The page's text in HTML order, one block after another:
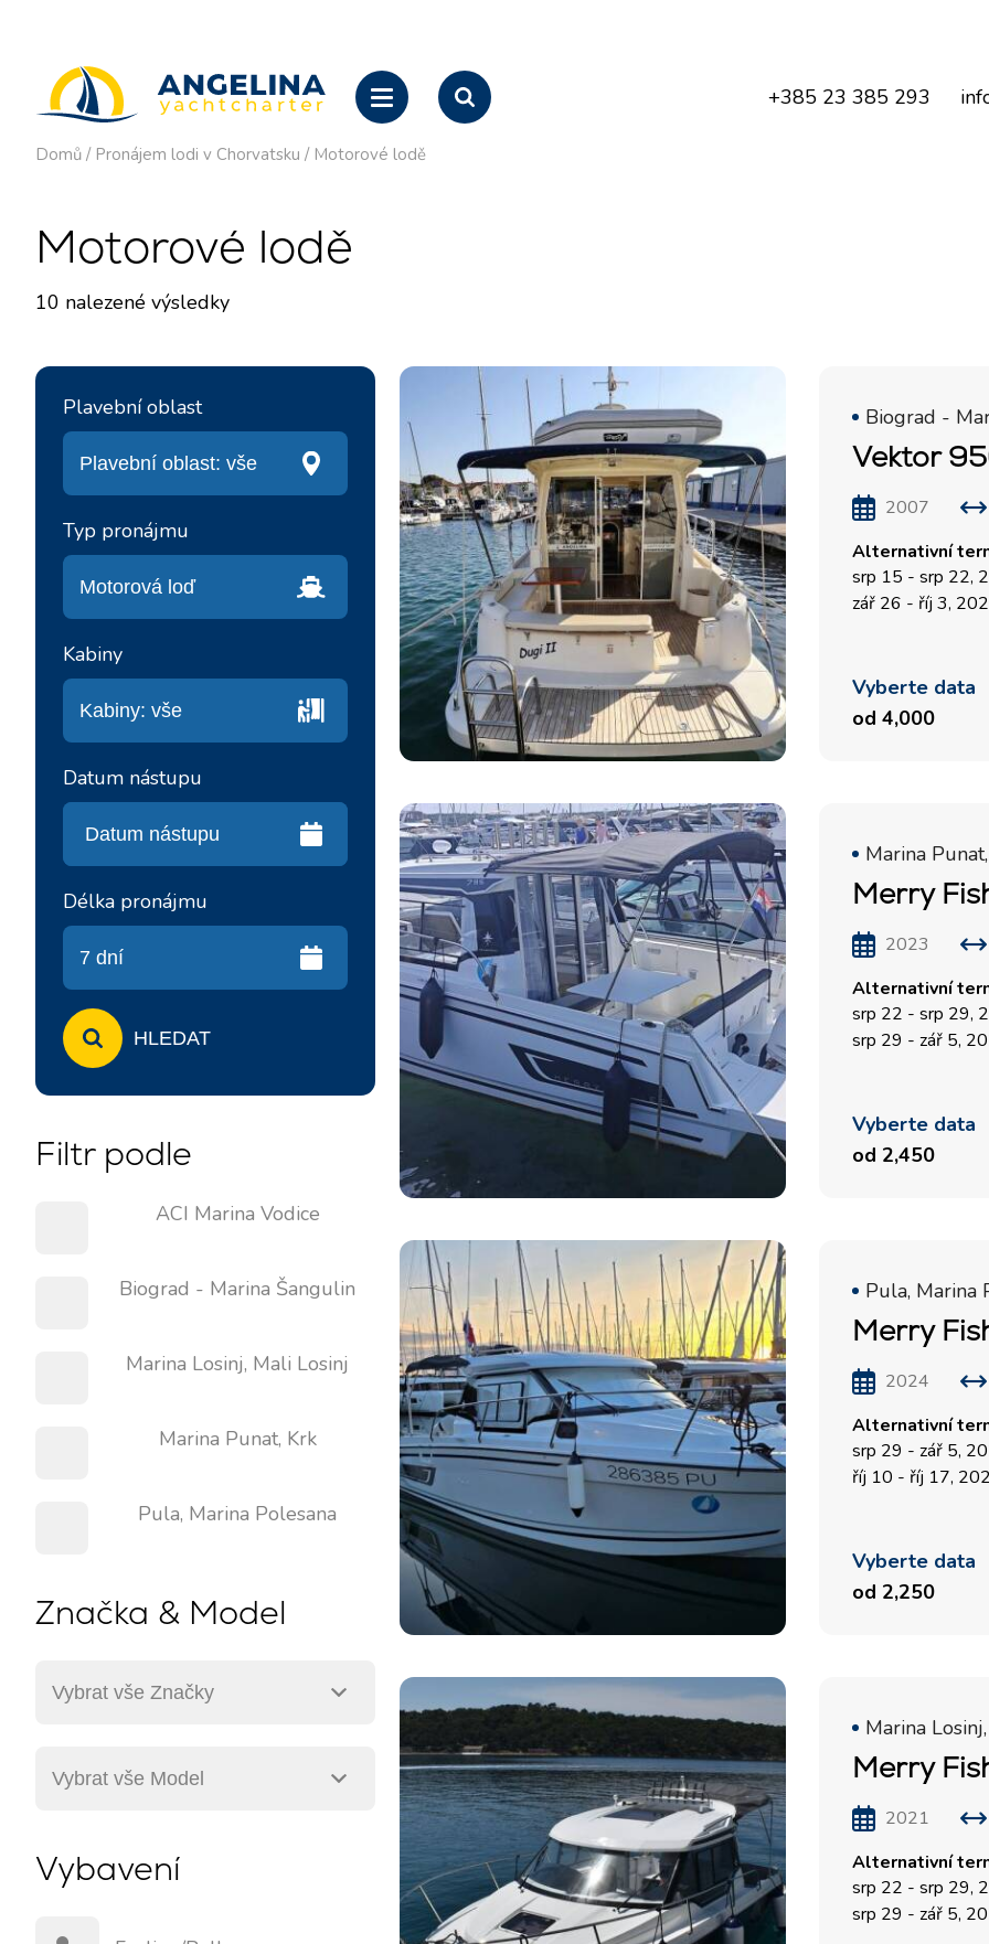
+385 23 385 293
Domů / Pronájem lodi v Chorvatsku / Motorové lodě
Motorové lodě
10 nalezené výsledky
Biograd -
Vektor
2007
Alternativní
srp 15 - srp 22,
zář 26 - říj 3,
Vyberte data
od 4,000
Marina
Merry
2023
Alternativní
srp 22 - srp 29,
srp 29 - zář 5,
Vyberte data
od 2,450
Pula, Marina
Merry
2024
Alternativní
srp 29 - zář 5,
říj 10 - říj 17,
Vyberte data
od 2,250
Marina
Merry
2021
Alternativní
srp 22 - srp 29,
srp 29 - zář 5,
Plavební oblast
Typ pronájmu
Kabiny
Datum nástupu
Délka pronájmu
HLEDAT
Filtr podle
ACI Marina Vodice
Biograd - Marina Šangulin
Marina Losinj, Mali Losinj
Marina Punat, Krk
Pula, Marina Polesana
Značka & Model
Vybavení